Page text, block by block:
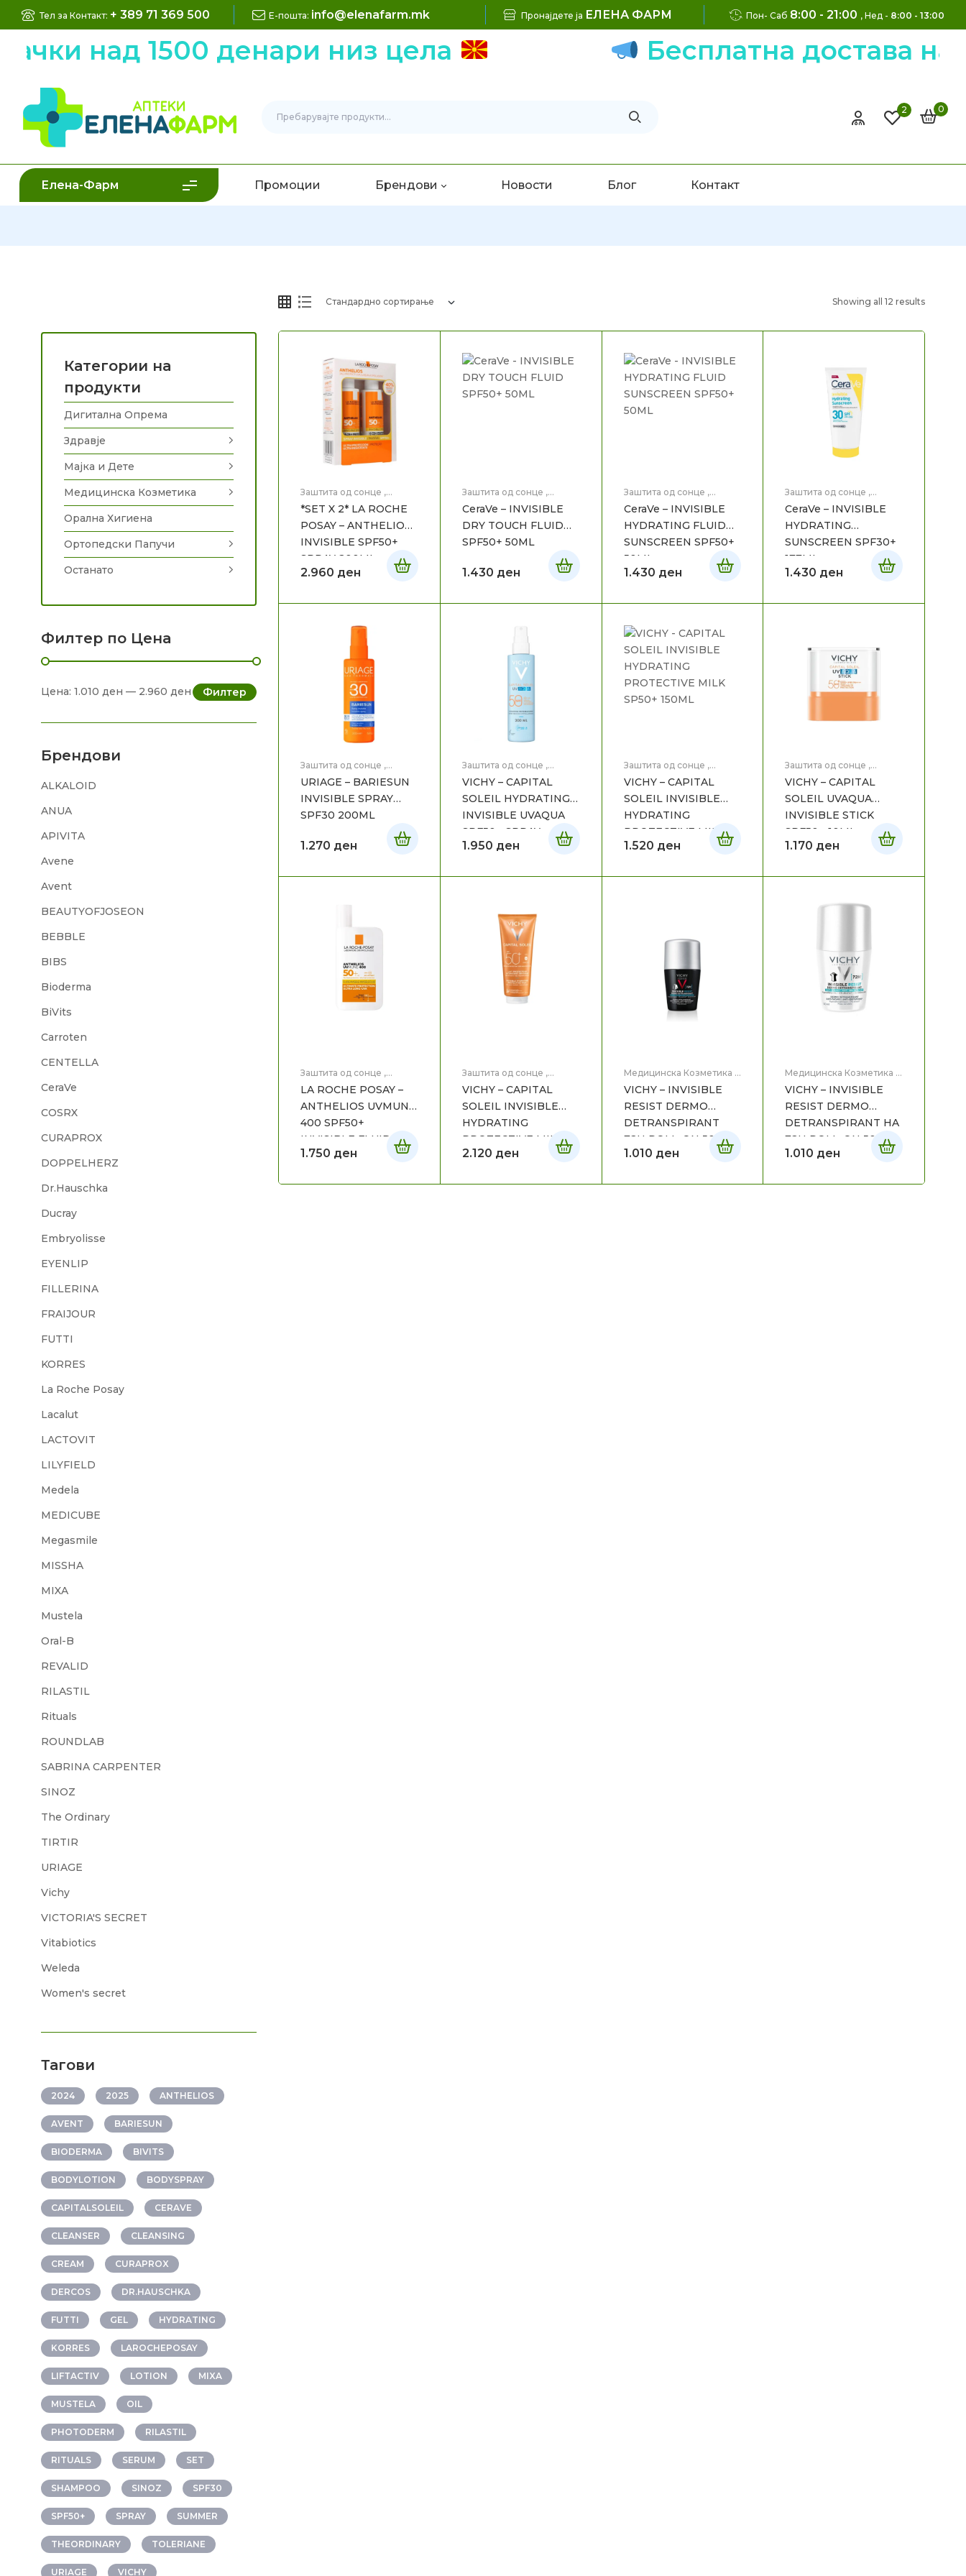
Тел за Контакт: + 389 71 369 500 Е-пошта: info@elenafarm.mk Пронајдете ја ЕЛЕНА ФАРМ Пон- Саб 8:00 - 21:00 , Нед - 8:00 - 13:00
над 1500 денари низ цела Бесплатна достава на
2 0
Елена-Фарм Промоции Брендови Новости Блог Контакт
Showing all 12 results
Заштита од сонце ,
Медицинска Козметика
Нега на тело
*SET X 2* LA ROCHE
POSAY – ANTHELIOS
INVISIBLE SPF50+
SPRAY 200ML
2.960 ден
Заштита од сонце ,
Нега на лице
CeraVe – INVISIBLE
DRY TOUCH FLUID
SPF50+ 50ML
1.430 ден
Заштита од сонце ,
CeraVe – INVISIBLE
HYDRATING FLUID
SUNSCREEN SPF50+
50ML
1.430 ден
Заштита од сонце ,
CeraVe – INVISIBLE
HYDRATING
SUNSCREEN SPF30+
177ML
1.430 ден
Заштита од сонце ,
URIAGE – BARIESUN
INVISIBLE SPRAY
SPF30 200ML
1.270 ден
Заштита од сонце ,
VICHY – CAPITAL
SOLEIL HYDRATING
INVISIBLE UVAQUA
SPF50+ SPRAY
200ML
1.950 ден
Заштита од сонце ,
VICHY – CAPITAL
SOLEIL INVISIBLE
HYDRATING
PROTECTIVE MILK
SP50+ 150ML
1.520 ден
Заштита од сонце ,
Нега на лице
VICHY – CAPITAL
SOLEIL UVAQUA
INVISIBLE STICK
SPF50+ 10ML
1.170 ден
Заштита од сонце ,
LA ROCHE POSAY –
ANTHELIOS UVMUNE
400 SPF50+
INVISIBLE FLUID
50ML
1.750 ден
Заштита од сонце ,
VICHY – CAPITAL
SOLEIL INVISIBLE
HYDRATING
PROTECTIVE MILK
SPF50+ 300ML
2.120 ден
Медицинска Козметика ,
VICHY – INVISIBLE
RESIST DERMO
DETRANSPIRANT
72H ROLL-ON 50ML
1.010 ден
Медицинска Козметика ,
VICHY – INVISIBLE
RESIST DERMO
DETRANSPIRANT HA
72H ROLL-ON 50ML
1.010 ден
Категории на
продукти
Дигитална Опрема
Здравје
Мајка и Дете
Медицинска Козметика
Орална Хигиена
Ортопедски Папучи
Останато
Филтер по Цена
Филтер
Цена: 1.010 ден — 2.960 ден
Брендови
ALKALOID
ANUA
APIVITA
Avene
Avent
BEAUTYOFJOSEON
BEBBLE
BIBS
Bioderma
BiVits
Carroten
CENTELLA
CeraVe
COSRX
CURAPROX
DOPPELHERZ
Dr.Hauschka
Ducray
Embryolisse
EYENLIP
FILLERINA
FRAIJOUR
FUTTI
KORRES
La Roche Posay
Lacalut
LACTOVIT
LILYFIELD
Medela
MEDICUBE
Megasmile
MISSHA
MIXA
Mustela
Oral-B
REVALID
RILASTIL
Rituals
ROUNDLAB
SABRINA CARPENTER
SINOZ
The Ordinary
TIRTIR
URIAGE
Vichy
VICTORIA'S SECRET
Vitabiotics
Weleda
Women's secret
Тагови
2024 2025 ANTHELIOS
AVENT BARIESUN
BIODERMA BIVITS
BODYLOTION BODYSPRAY
CAPITALSOLEIL CERAVE
CLEANSER CLEANSING
CREAM CURAPROX
DERCOS DR.HAUSCHKA
FUTTI GEL HYDRATING
KORRES LAROCHEPOSAY
LIFTACTIV LOTION MIXA
MUSTELA OIL
PHOTODERM RILASTIL
RITUALS SERUM SET
SHAMPOO SINOZ SPF30
SPF50+ SPRAY SUMMER
THEORDINARY TOLERIANE
URIAGE VICHY